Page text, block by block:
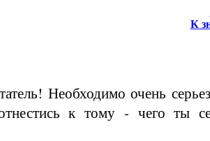
К
Необходимо очень
к то­му - чего ты